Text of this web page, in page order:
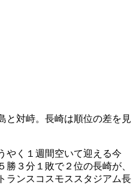
と対峙。長崎は順位の差を見
やく１週間空いて迎える今
３分１敗で２位の長崎が、
ランスコスモススタジアム長